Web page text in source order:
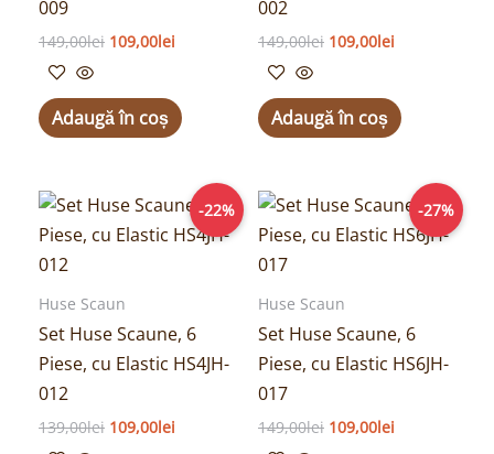
009
149,00lei 109,00lei
Adaugă în coș
002
149,00lei 109,00lei
Adaugă în coș
-22%
Huse Scaun
Set Huse Scaune, 6
Piese, cu Elastic HS4JH-
012
139,00lei
Prețul
inițial
a
109,00lei
Prețul
curent
este:
-27%
Huse Scaun
Set Huse Scaune, 6
Piese, cu Elastic HS6JH-
017
149,00lei
Prețul
inițial
a
109,00lei
Prețul
curent
este: